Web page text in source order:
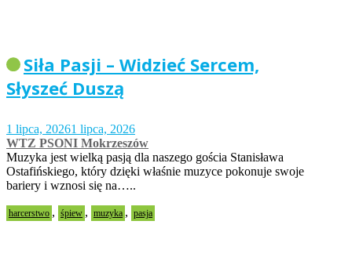
Siła Pasji – Widzieć Sercem,
Słyszeć Duszą
1 lipca, 20261 lipca, 2026
WTZ PSONI Mokrzeszów
Muzyka jest wielką pasją dla naszego gościa Stanisława
Ostafińskiego, który dzięki właśnie muzyce pokonuje swoje
bariery i wznosi się na…..
harcerstwo , śpiew , muzyka , pasja